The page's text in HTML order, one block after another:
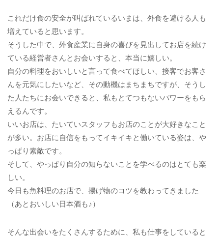
これだけ食の安全が叫ばれているいまは、外食を避ける人も
増えていると思います。
そうした中で、外食産業に自身の喜びを見出してお店を続け
ている経営者さんとお会いすると、本当に嬉しい。
自分の料理をおいしいと言って食べてほしい、接客でお客さ
んを元気にしたいなど、その動機はまちまちですが、そうし
た人たちにお会いできると、私もとてつもないパワーをもら
えるんです。
いいお店は、たいていスタッフもお店のことが大好きなこと
が多い。お店に自信をもってイキイキと働いている姿は、や
っぱり素敵です。
そして、やっぱり自分の知らないことを学べるのはとても楽
しい。
今日も魚料理のお店で、揚げ物のコツを教わってきました
（あとおいしい日本酒も♪）
そんな出会いをたくさんするために、私も仕事をしていると